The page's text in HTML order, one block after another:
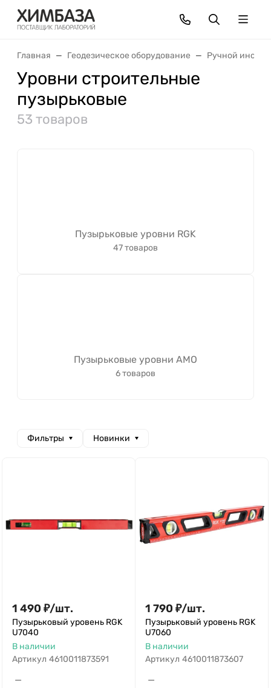
Главная Геодезическое оборудование Ручной
Уровни строительные
пузырьковые
53 товаров
Пузырьковые уровни RGK
47 товаров
Пузырьковые уровни AMO
6 товаров
Фильтры Новинки
1 490 ₽/шт.
Пузырьковый уровень RGK
U7040
В наличии
Артикул 4610011873591
—
1 790 ₽/шт.
Пузырьковый уровень RGK
U7060
В наличии
Артикул 4610011873607
—